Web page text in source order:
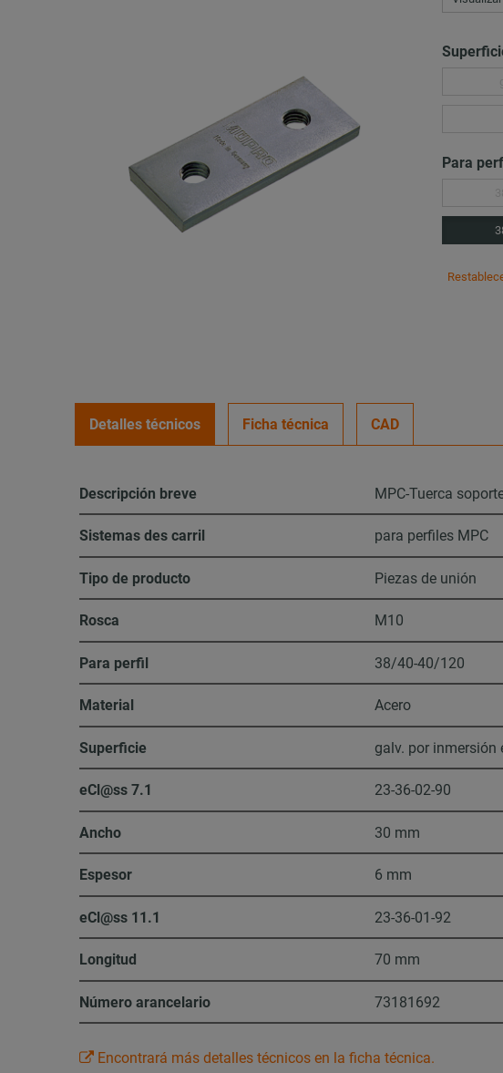
Para
Detalles técnicos Ficha técnica CAD
Descripción breve MPC-Tuerca
Sistemas des carril para perfiles MPC
Tipo de producto Piezas de unión
Rosca M10
Para perfil 38/40-40/120
Material Acero
Superficie galv. por inmersión
eCl@ss 7.1 23-36-02-90
Ancho 30 mm
Espesor 6 mm
eCl@ss 11.1 23-36-01-92
Longitud 70 mm
Número arancelario 73181692
Encontrará más detalles técnicos en la ficha técnica.